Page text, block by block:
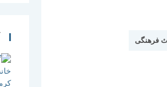
فرهنگی